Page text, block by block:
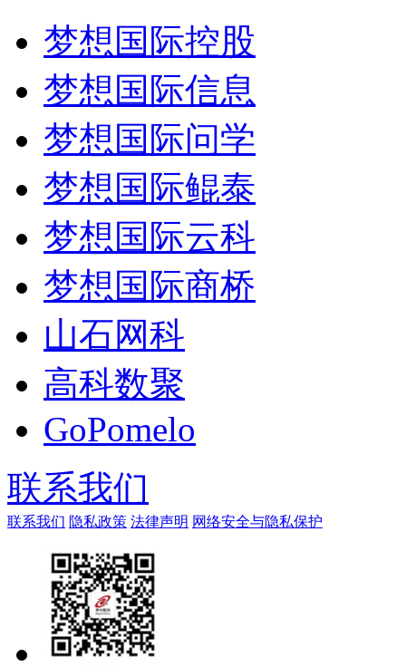
梦想国际控股
梦想国际信息
梦想国际问学
梦想国际鲲泰
梦想国际云科
梦想国际商桥
山石网科
高科数聚
GoPomelo
联系我们
联系我们 隐私政策 法律声明 网络安全与隐私保护